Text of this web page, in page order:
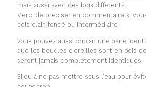
mais aussi avec des bois différents.
Merci de préciser en commentaire si
bois clair, foncé ou intermédiaire
Vous pouvez aussi choisir une paire
que les boucles d’oreilles sont en bois
seront jamais complètement identiques.
Bijou à ne pas mettre sous l’eau pour